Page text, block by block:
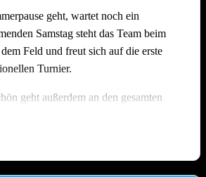
ausdrücklich gelobt. Ein besonderes
unserem AbteilungsleiterMatthias
am Grill mit großem Einsatz
hat – ohne ihn wäre das leibliche
waren. Und natürlich an alle
ohne die ein Turnier in dieser Form
wäre.
geht, wartet noch ein
Samstag steht das Team beim
Feld und freut sich auf die erste
Turnier.
geht außerdem an den gesamten
Jonathan Höll, die vor dem
voll zu tun hatten. Und natürlich